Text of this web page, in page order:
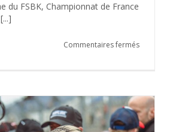
du FSBK, Championnat de France
Commentaires ferméssur
font
le
« show »
!